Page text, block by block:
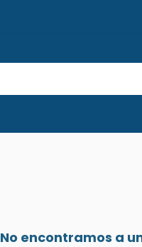
No encontramos a